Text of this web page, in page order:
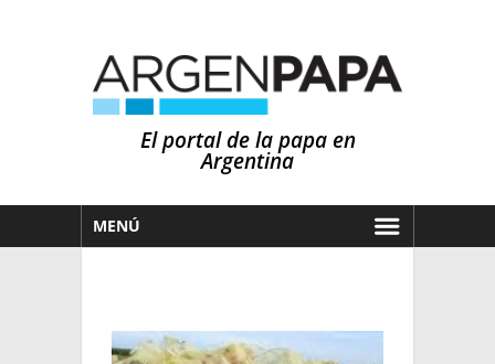
El portal de la papa en
Argentina
MENÚ
NOTICIAS